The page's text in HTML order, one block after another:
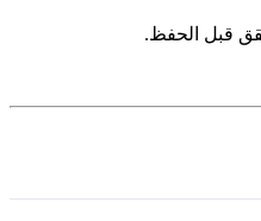
قبل الحفظ.